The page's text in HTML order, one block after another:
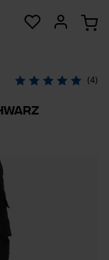
(4)